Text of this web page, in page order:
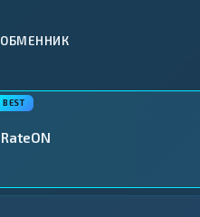
ОБМЕННИК
RateON